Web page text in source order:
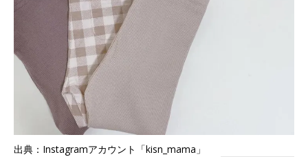
出典：Instagramアカウント「kisn_mama」